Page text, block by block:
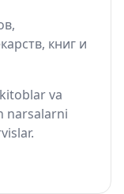
книг и
va
narsalarni